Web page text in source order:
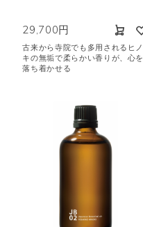
29,700円
古来から寺院でも多用されるヒノ
キの無垢で柔らかい香りが、心を
落ち着かせる